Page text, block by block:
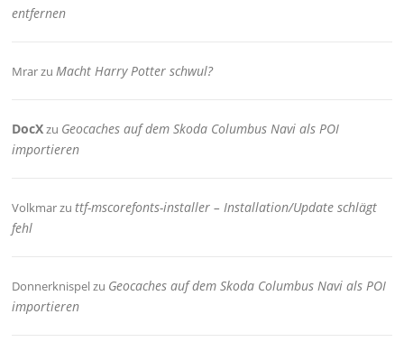
entfernen
Mrarzu Macht Harry Potter schwul?
DocXzu Geocaches auf dem Skoda Columbus Navi als POI
importieren
Volkmarzuttf-mscorefonts-installer – Installation/Update schlägt
fehl
Donnerknispelzu Geocaches auf dem Skoda Columbus Navi als POI
importieren